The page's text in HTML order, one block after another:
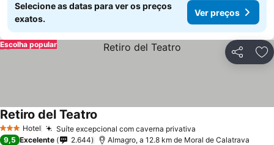
Selecione as datas para ver os preços
exatos.
Ver preços
Partilhar
Escolha popular
3 EstrelasHotel Suíte excepcional com caverna privativa
Retiro del Teatro
9,5 Excelente 2.644 Almagro, a 12.8 km de Moral de Calatrava